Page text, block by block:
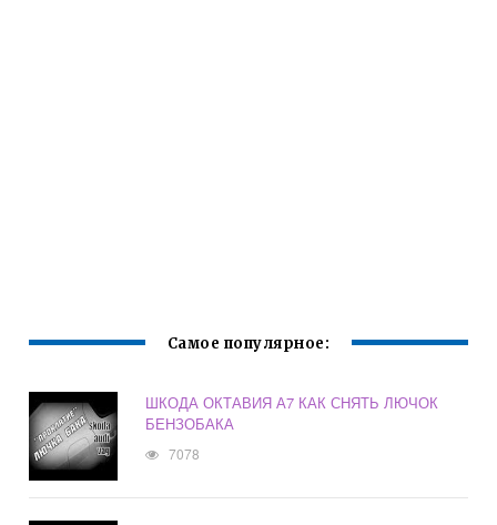
Самое популярное:
ШКОДА ОКТАВИЯ А7 КАК СНЯТЬ ЛЮЧОК
БЕНЗОБАКА
7078